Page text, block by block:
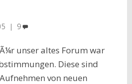
9
unser altes Forum war
Diese sind
von neuen